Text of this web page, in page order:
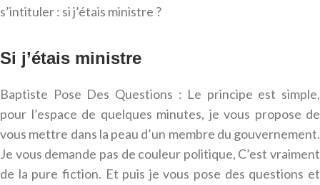
s’intituler : si j’étais ministre ?
Si j’étais ministre
Baptiste Pose Des Questions : Le principe est simple,
pour l’espace de quelques minutes, je vous propose de
vous mettre dans la peau d’un membre du gouvernement.
Je vous demande pas de couleur politique, C’est vraiment
de la pure fiction. Et puis je vous pose des questions et